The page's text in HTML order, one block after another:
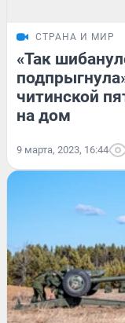
СТРАНА И МИР
«Так
читинской
на дом
9 марта, 2023, 16:44